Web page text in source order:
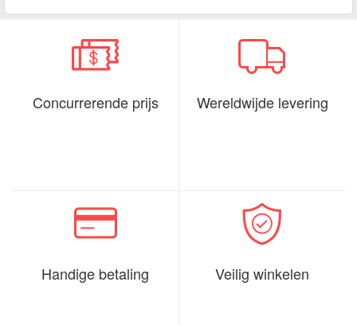
Concurrerende prijs Wereldwijde levering
Handige betaling Veilig winkelen